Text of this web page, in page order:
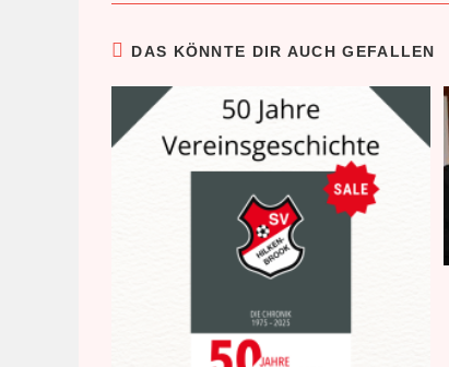
DAS KÖNNTE DIR AUCH GEFALLEN
Fußball-Mannschaften